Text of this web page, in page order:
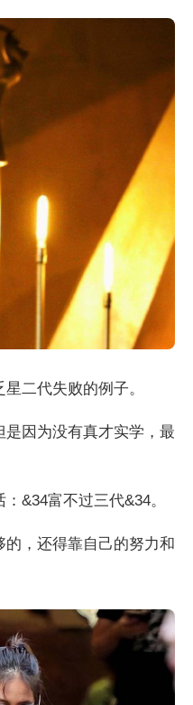
二代失败的例子。
因为没有真才实学，最
&34富不过三代&34。
，还得靠自己的努力和